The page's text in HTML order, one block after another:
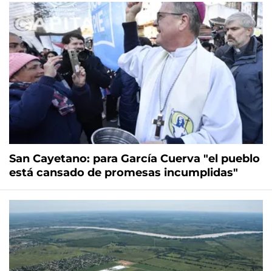
San Cayetano: para García Cuerva "el pueblo
está cansado de promesas incumplidas"